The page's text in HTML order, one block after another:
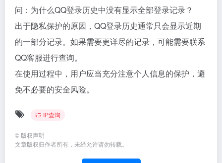
问：为什么QQ登录历史中没有显示全部登录记录？
出于隐私保护的原因，QQ登录历史通常只会显示近期
的一部分记录。如果需要更详尽的记录，可能需要联系
QQ客服进行查询。
在使用过程中，用户应当充分注意个人信息的保护，避
免不必要的安全风险。
IP查询
© 版权声明
文章版权归作者所有，未经允许请勿转载。